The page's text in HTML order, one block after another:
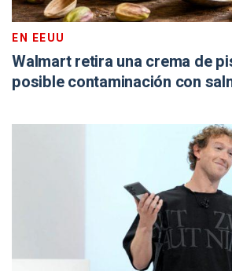
EN EEUU
Walmart retira una crema de
posible contaminación con